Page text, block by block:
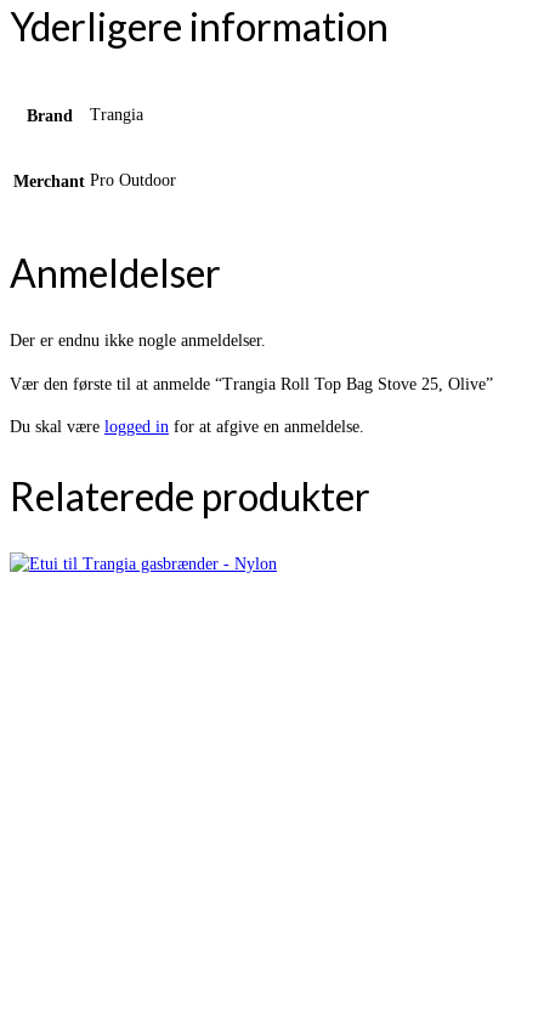
Yderligere information
Brand Trangia
Merchant Pro Outdoor
Anmeldelser
Der er endnu ikke nogle anmeldelser.
Vær den første til at anmelde “Trangia Roll Top Bag Stove 25, Olive”
Du skal være logged in for at afgive en anmeldelse.
Relaterede produkter